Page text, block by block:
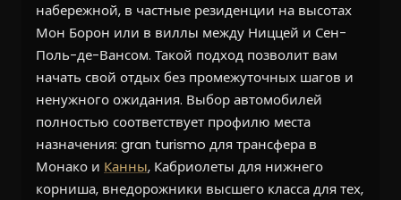
набережной, в частные резиденции на высотах
Мон Борон или в виллы между Ниццей и Сен-
Поль-де-Вансом. Такой подход позволит вам
начать свой отдых без промежуточных шагов и
ненужного ожидания. Выбор автомобилей
полностью соответствует профилю места
назначения: gran turismo для трансфера в
Монако и Канны, Кабриолеты для нижнего
корниша, внедорожники высшего класса для тех,